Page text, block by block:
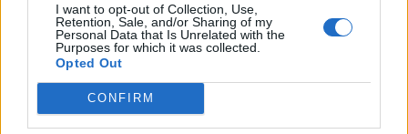
I want to opt-out of Collection, Use,
Retention, Sale, and/or Sharing of my
Personal Data that Is Unrelated with the
Purposes for which it was collected.
Opted Out
CONFIRM
Le nostre app